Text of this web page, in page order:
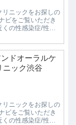
リニックをお探しの
ビをご覧いただき
の性感染症/性病
ドオーラルケ
ニック渋谷
リニックをお探しの
ビをご覧いただき
の性感染症/性病